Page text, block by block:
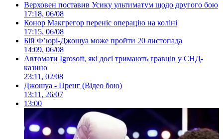
Верховен поставив Усику ультиматум щодо другого бою
17:18, 06/08
Конор Макгрегор переніс операцію на коліні
17:15, 06/08
Бій Ф’юрі-Джошуа може пройти 20 листопада
14:09, 06/08
Автомати Igrosoft, які досі тримають гравців у СНД-
казино
23:11, 02/08
Джошуа - Пренг (Відео бою)
13:11, 26/07
13:00